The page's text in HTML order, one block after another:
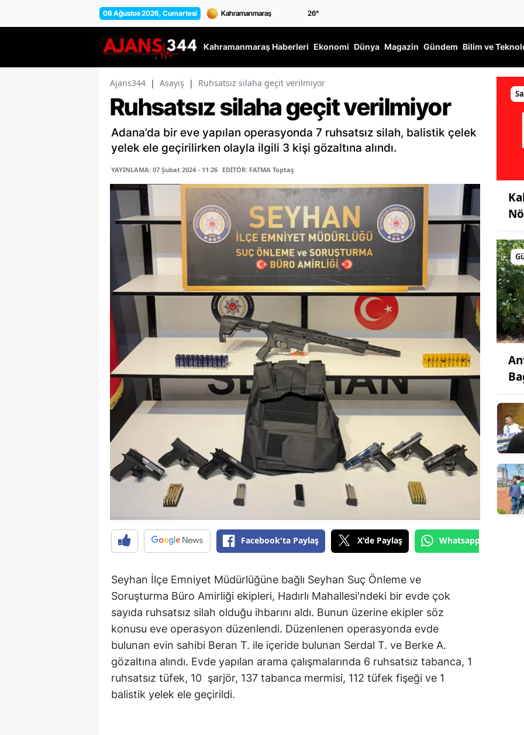
08 Ağustos 2026, Cumartesi 26°
Kahramanmaraş Haberleri Ekonomi Dünya Magazin Gündem Bilim ve
Ajans344 | Asayiş | Ruhsatsız silaha geçit verilmiyor
Ruhsatsız silaha geçit verilmiyor
Adana’da bir eve yapılan operasyonda 7 ruhsatsız silah, balistik çelek
yelek ele geçirilirken olayla ilgili 3 kişi gözaltına alındı.
YAYINLAMA: 07 Şubat 2024 - 11:26 EDİTÖR: FATMA Toptaş
Facebook'ta Paylaş X'de Paylaş Whatsapp'tan
Seyhan İlçe Emniyet Müdürlüğüne bağlı Seyhan Suç Önleme ve
Soruşturma Büro Amirliği ekipleri, Hadırlı Mahallesi'ndeki bir evde çok
sayıda ruhsatsız silah olduğu ihbarını aldı. Bunun üzerine ekipler söz
konusu eve operasyon düzenlendi. Düzenlenen operasyonda evde
bulunan evin sahibi Beran T. ile içeride bulunan Serdal T. ve Berke A.
gözaltına alındı. Evde yapılan arama çalışmalarında 6 ruhsatsız tabanca, 1
ruhsatsız tüfek, 10 şarjör, 137 tabanca mermisi, 112 tüfek fişeği ve 1
balistik yelek ele geçirildi.